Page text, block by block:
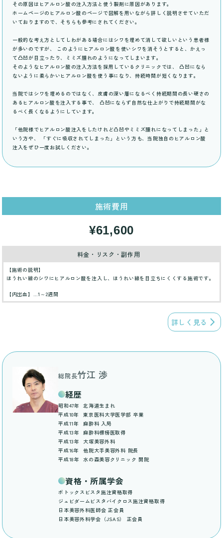
その原因はヒアルロン酸の注入方法と使う製剤に原因があります。
ホームページのヒアルロン酸のページで図解を用いながら詳しく説明させていただ
いておりますので、そちらも参考にされてください。
一般的な考え方としてしわがある場合にはシワを埋めて消して欲しいという患者様
が多いのですが、 このようにヒアルロン酸を使いシワを消そうとすると、かえっ
て凸凹が目立ったり、ミミズ腫れのようになってしまいます。
そのようなヒアルロン酸の注入方法を採用しているクリニックでは、 凸凹になら
ないように柔らかいヒアルロン酸を使う事になり、持続時間が短くなります。
当院ではシワを埋めるのではなく、皮膚の深い層になるべく持続期間の長い硬さの
あるヒアルロン酸を注入する事で、 凸凹にならず自然な仕上がりで持続期間がな
るべく長くなるようにしています。
「他院様でヒアルロン酸注入をしたけれど凸凹やミミズ腫れになってしまった」と
いう方や、 「すぐに吸収されてしまった」という方も、当院独自のヒアルロン酸
注入をぜひ一度お試しください。
施術費用
¥61,600
料金・リスク・副作用
【施術の説明】
ほうれい線のシワにヒアルロン酸を注入し、ほうれい線を目立ちにくくする施術です。
【内出血】…1～2週間
詳しく見る
総院長竹江 渉
経歴
昭和47年
北海道生まれ
平成10年
東京医科大学医学部 卒業
平成11年
麻酔科 入局
平成13年
麻酔科標榜医取得
平成13年
大塚美容外科
平成16年
他院大手美容外科 院長
平成18年
水の森美容クリニック 開院
資格・所属学会
ボトックスビスタ施注資格取得
ジュビダームビスタバイクロス施注資格取得
日本美容外科医師会 正会員
日本美容外科学会（JSAS） 正会員